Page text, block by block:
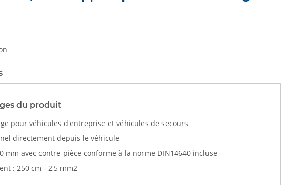
du produit
pour véhicules d'entreprise et véhicules de secours
directement depuis le véhicule
mm avec contre-pièce conforme à la norme DIN14640 incluse
: 250 cm - 2,5 mm2